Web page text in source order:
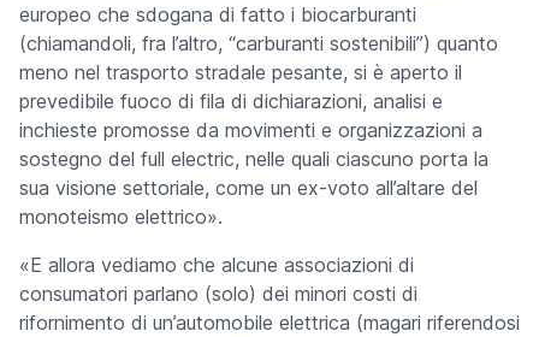
europeo che sdogana di fatto i biocarburanti
(chiamandoli, fra l’altro, “carburanti sostenibili”) quanto
meno nel trasporto stradale pesante, si è aperto il
prevedibile fuoco di fila di dichiarazioni, analisi e
inchieste promosse da movimenti e organizzazioni a
sostegno del full electric, nelle quali ciascuno porta la
sua visione settoriale, come un ex-voto all’altare del
monoteismo elettrico».
«E allora vediamo che alcune associazioni di
consumatori parlano (solo) dei minori costi di
rifornimento di un’automobile elettrica (magari riferendosi